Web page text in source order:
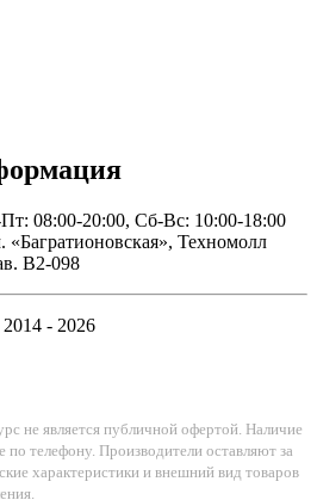
08:00-20:00, Сб-Вс: 10:00-18:00
«Багратионовская», Техномолл
B2-098
- 2026
не является публичной офертой. Наличие
по телефону. Производители оставляют за
характеристики и внешний вид товаров